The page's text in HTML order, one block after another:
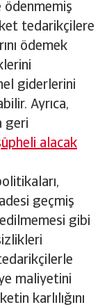
ödenmemiş
tedarikçilere
ödemek
giderlerini
Ayrıca,
geri
alacak
geçmiş
gibi
maliyetini
karlılığını